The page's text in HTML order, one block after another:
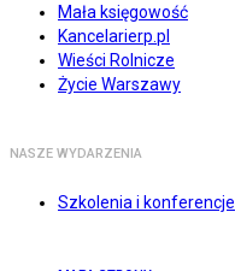
Mała księgowość
Kancelarierp.pl
Wieści Rolnicze
Życie Warszawy
NASZE WYDARZENIA
Szkolenia i konferencje